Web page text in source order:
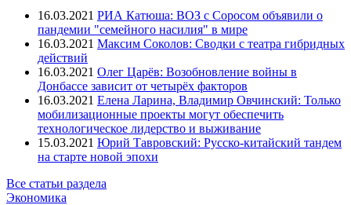
16.03.2021 РИА Катюша: ВОЗ с Соросом объявили о
пандемии "семейного насилия" в мире
16.03.2021 Максим Соколов: Сводки с театра гибридных
действий
16.03.2021 Олег Царёв: Возобновление войны в
Донбассе зависит от четырёх факторов
16.03.2021 Елена Ларина, Владимир Овчинский: Только
мобилизационные проекты могут обеспечить
технологическое лидерство и выживание
15.03.2021 Юрий Тавровский: Русско-китайский тандем
на старте новой эпохи
Все статьи раздела
Экономика